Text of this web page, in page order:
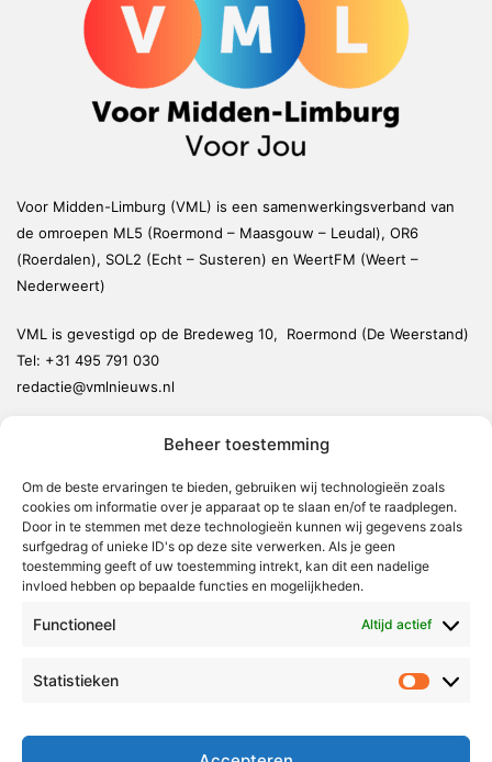
Beheer toestemming
Om de beste ervaringen te bieden, gebruiken wij technologieën zoals
cookies om informatie over je apparaat op te slaan en/of te raadplegen.
Door in te stemmen met deze technologieën kunnen wij gegevens zoals
surfgedrag of unieke ID's op deze site verwerken. Als je geen
toestemming geeft of uw toestemming intrekt, kan dit een nadelige
invloed hebben op bepaalde functies en mogelijkheden.
Functioneel Altijd actief
Statistieken
Voor Midden-Limburg (VML) is een samenwerkingsverband van
de omroepen ML5 (Roermond – Maasgouw – Leudal), OR6
(Roerdalen), SOL2 (Echt – Susteren) en WeertFM (Weert –
Nederweert)
VML is gevestigd op de Bredeweg 10, Roermond (De Weerstand)
Tel: +31 495 791 030
redactie@vmlnieuws.nl
Nederweert
Leudal
Maasgouw
Echt-Susteren
Roerdalen
Radio & TV